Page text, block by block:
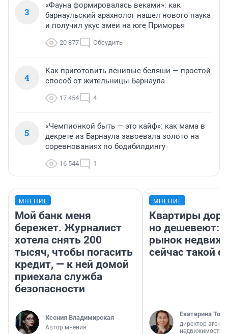
3
«Фауна формировалась веками»: как
барнаульский арахнолог нашел нового паука
и получил укус змеи на юге Приморья
20 877 Обсудить
4
Как приготовить ленивые беляши — простой
способ от жительницы Барнаула
17 454 4
5
«Чемпионкой быть — это кайф»: как мама в
декрете из Барнаула завоевала золото на
соревнованиях по бодибилдингу
16 544 1
МНЕНИЕ
Мой банк меня
бережет. Журналист
хотела снять 200
тысяч, чтобы погасить
кредит, — к ней домой
приехала служба
безопасности
Ксения Владимирская
Автор мнения
МНЕНИЕ
Квартиры
но дешевеют:
рынок
сейчас такой
Екатерина
директор
недвижимости